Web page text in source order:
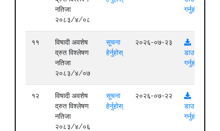
नतिजा
२०८३/४/०८
गर्नुहोस्
११
विषादी अवशेष
द्रुत विश्लेषण
नतिजा
२०८३/४/०७
सूचना
हेर्नुहोस्
२०२६-०७-२३
डाउनलोड
गर्नुहोस्
१२
विषादी अवशेष
द्रुत विश्लेषण
नतिजा
२०८३/४/०६
सूचना
हेर्नुहोस्
२०२६-०७-२२
डाउनलोड
गर्नुहोस्